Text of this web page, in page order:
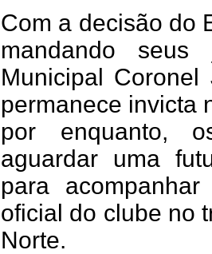
Com a decisão do
mandando
Municipal
permanece invicta
por enquanto,
aguardar uma
para
oficial do clube no
Norte.